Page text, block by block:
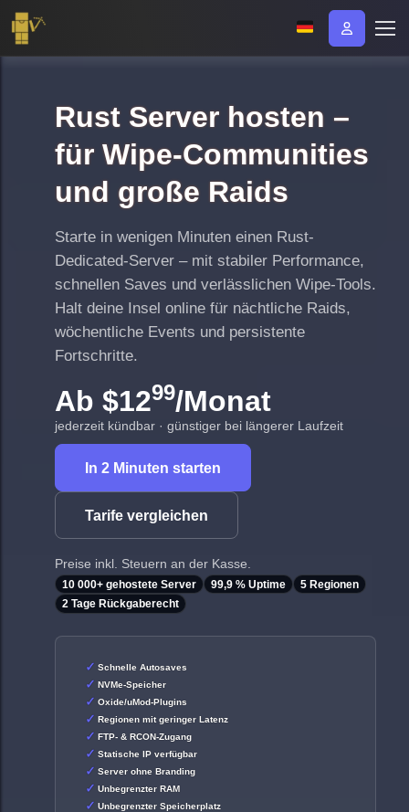
Rust Server hosten –
für Wipe-Communities
und große Raids
Starte in wenigen Minuten einen Rust-
Dedicated-Server – mit stabiler Performance,
schnellen Saves und verlässlichen Wipe-Tools.
Halt deine Insel online für nächtliche Raids,
wöchentliche Events und persistente
Fortschritte.
Ab $1299/Monat
jederzeit kündbar · günstiger bei längerer Laufzeit
In 2 Minuten starten
Tarife vergleichen
Preise inkl. Steuern an der Kasse.
10 000+ gehostete Server 99,9 % Uptime
5 Regionen
2 Tage Rückgaberecht
Schnelle Autosaves
NVMe-Speicher
Oxide/uMod-Plugins
Regionen mit geringer Latenz
FTP- & RCON-Zugang
Statische IP verfügbar
Server ohne Branding
Unbegrenzter RAM
Unbegrenzter Speicherplatz